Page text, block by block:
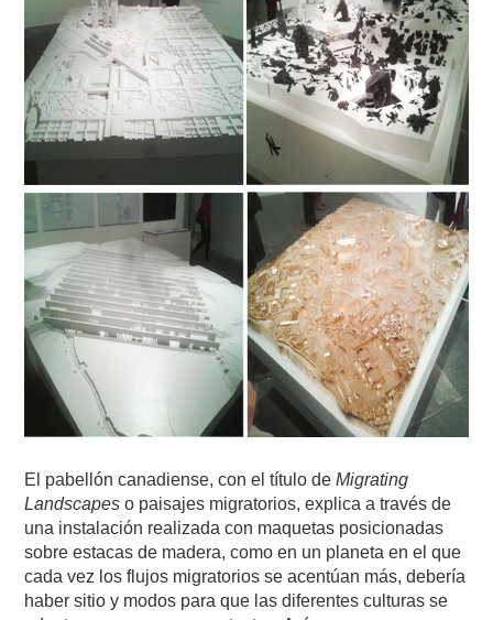
El pabellón canadiense, con el título de Migrating
Landscapeso paisajes migratorios, explica a través de
una instalación realizada con maquetas posicionadas
sobre estacas de madera, como en un planeta en el que
cada vez los flujos migratorios se acentúan más, debería
haber sitio y modos para que las diferentes culturas se